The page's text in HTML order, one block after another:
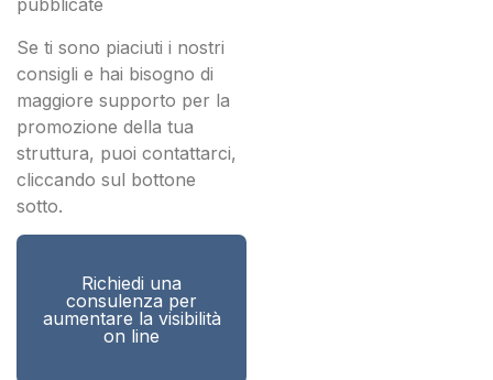
pubblicate
Se ti sono piaciuti i nostri
consigli e hai bisogno di
maggiore supporto per la
promozione della tua
struttura, puoi contattarci,
cliccando sul bottone
sotto.
Richiedi una
consulenza per
aumentare la visibilità
on line